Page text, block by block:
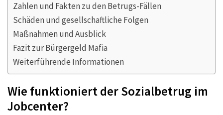
Zahlen und Fakten zu den Betrugs-Fällen
Schäden und gesellschaftliche Folgen
Maßnahmen und Ausblick
Fazit zur Bürgergeld Mafia
Weiterführende Informationen
Wie funktioniert der Sozialbetrug im
Jobcenter?